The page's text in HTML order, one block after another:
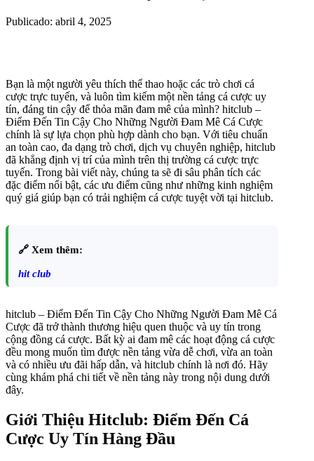
Publicado: abril 4, 2025
Bạn là một người yêu thích thể thao hoặc các trò chơi cá
cược trực tuyến, và luôn tìm kiếm một nền tảng cá cược uy
tín, đáng tin cậy để thỏa mãn đam mê của mình? hitclub –
Điểm Đến Tin Cậy Cho Những Người Đam Mê Cá Cược
chính là sự lựa chọn phù hợp dành cho bạn. Với tiêu chuẩn
an toàn cao, đa dạng trò chơi, dịch vụ chuyên nghiệp, hitclub
đã khẳng định vị trí của mình trên thị trường cá cược trực
tuyến. Trong bài viết này, chúng ta sẽ đi sâu phân tích các
đặc điểm nổi bật, các ưu điểm cũng như những kinh nghiệm
quý giá giúp bạn có trải nghiệm cá cược tuyệt vời tại hitclub.
🔗 Xem thêm:
hit club
hitclub – Điểm Đến Tin Cậy Cho Những Người Đam Mê Cá
Cược đã trở thành thương hiệu quen thuộc và uy tín trong
cộng đồng cá cược. Bất kỳ ai đam mê các hoạt động cá cược
đều mong muốn tìm được nền tảng vừa dễ chơi, vừa an toàn
và có nhiều ưu đãi hấp dẫn, và hitclub chính là nơi đó. Hãy
cùng khám phá chi tiết về nền tảng này trong nội dung dưới
đây.
Giới Thiệu Hitclub: Điểm Đến Cá
Cược Uy Tín Hàng Đầu